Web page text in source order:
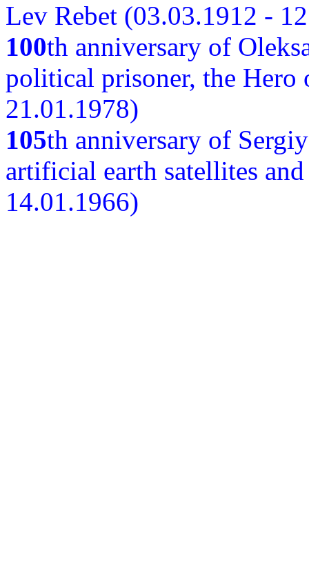
Lev Rebet (03.03.1912 -
100th anniversary of
political prisoner, the
21.01.1978)
105th anniversary of
artificial earth satellites
14.01.1966)